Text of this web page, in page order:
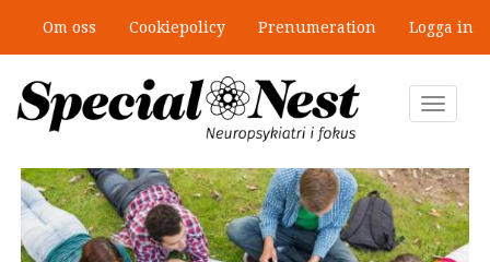
huvudinnehåll
Om oss Cookiepolicy Prenumeration Logga in
Toggle
Ny antologi om fördelar och
fallgropar med särskilda
undervisningsgrupper